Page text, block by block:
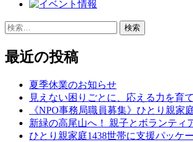
ビ
ゲ
ー
検
最近の投稿
夏季休業のお知らせ
見えない困りごとに、応える力を
《NPO事務局職員募集》ひとり親家
新緑の高尾山へ！ 親子とボランティ
ひとり親家庭1438世帯に支援パッケ